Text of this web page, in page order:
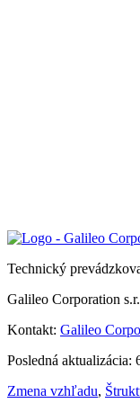
Technický
Galileo Corporation
Kontakt: Galileo
Posledná aktualizácia:
Zmena vzhľadu,